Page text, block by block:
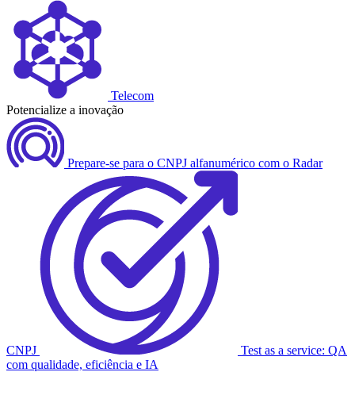
Telecom
Potencialize a inovação
Prepare-se para o CNPJ alfanumérico com o Radar
CNPJ
Test as a service: QA
com qualidade, eficiência e IA